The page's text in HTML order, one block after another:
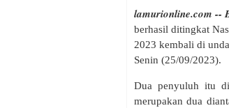
lamurionline.com --
berhasil ditingkat
2023 kembali di
Senin (25/09/2023).
Dua penyuluh itu
merupakan dua